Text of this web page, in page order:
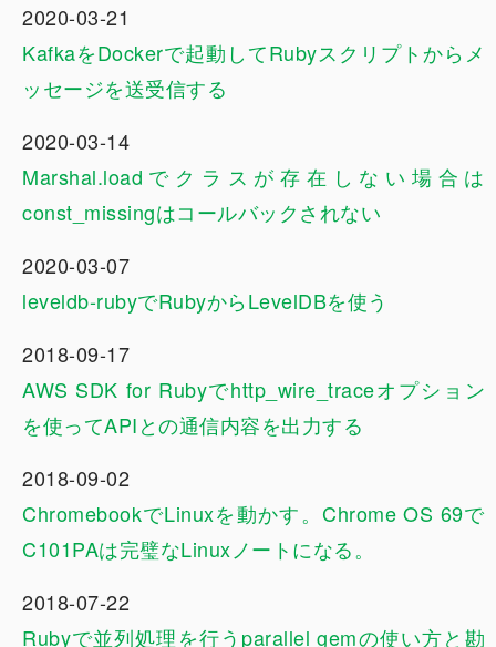
2020-03-21
KafkaをDockerで起動してRubyスクリプトからメ
ッセージを送受信する
2020-03-14
Marshal.loadでクラスが存在しない場合は
const_missingはコールバックされない
2020-03-07
leveldb-rubyでRubyからLevelDBを使う
2018-09-17
AWS SDK for Rubyでhttp_wire_traceオプション
を使ってAPIとの通信内容を出力する
2018-09-02
ChromebookでLinuxを動かす。Chrome OS 69で
C101PAは完璧なLinuxノートになる。
2018-07-22
Rubyで並列処理を行うparallel gemの使い方と勘